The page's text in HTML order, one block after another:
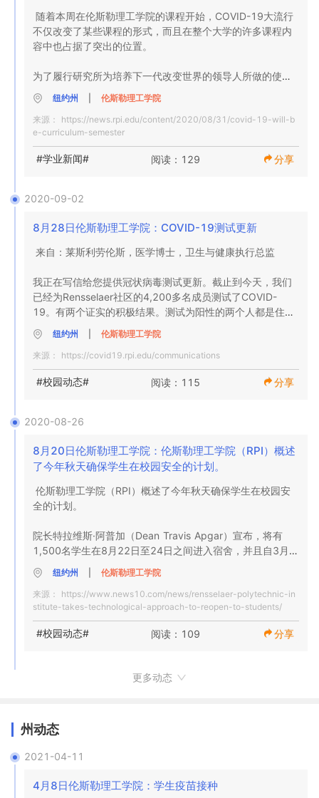
模式授课。对于新生和大二学生，将有面对面的，混合的或
远程的指导。教学方式将受到大流行的现状和校园社区内感
染的发生率的影响。
到达日期
前注册到达窗口，以减轻流程的负担。到达测试的注册和春
季的入场将在以后的交流中共享。
为了确保遵守《纽约州行政命令》，并确保我们社区的健康
疫，与秋季学期的检疫相类似。
住房
当学院在春季学期重新开放时，我们将接待越来越多的学
生。为了容纳需要住在下院的一年级和二年级学生，校园内
住房密度将有所增加。我们将维持目前的校外住房密度标
准，包括希腊下议院，该标准将继续关闭。
测验
T3SQ（I）”协议。
竞技
COVID-19感染的风险，在2020/2021学年期间将不进行包
括男子和女子冰球在内的冬季运动比赛。截至2020年11月9
持续警惕
随着全国各地COVID-19病例激增，我们看到了“ COVID疲
劳”和缺乏警惕的后果。当我们在秋季学期结束面对面教学
我们必须维持我们采用的规程，包括戴口罩，远离社会，而
最后，让我再次感谢您来自我们社区的杰出贡献。这些努力
随着本周在伦斯勒理工学院的课程开始，COVID-19大流行
不仅改变了某些课程的形式，而且在整个大学的许多课程内
容中也占据了突出的位置。
为了履行研究所为培养下一代改变世界的领导人所做的使
命，学生将学习各种学科如何应对现代最紧迫的全球卫生挑
战。
Rensselaer生物医学工程系主任Juergen Hahn说：“重要的
是，课程内容必须涵盖与学生相关的材料，不仅是所选专业
的材料，而且还包括一般材料。” “鉴于所有学生都受到针对
个示例，他们可以如何使用在本课程中学习到的材料来更好
的几位教授之一。例如，他在生物医学系统建模课程中开发
工学院的Inventor Studio课程将鼓励学生设计与大流行相关
的问题的解决方案，这种方法在春季学期产生了有意义的结
果。在大流行的最初几个月中，大学生设计了一个分配器，
还开发了一种再生组织生长的方法，以为咳嗽受损的COVID-
19患者建立优化的肺旁路系统。学生获得了两种设计的临时
专利。
“我们要求Inventor's Studio的学生思考COVID-19患者所面
献，并减轻患者所面临的问题，”实践教授Asish Ghosh说在
机械，航空航天和核工程领域。
COVID-19研究将用于Data Analytics Research的许多项
目，Data Analytics Research是该学院数据教育要求的一部
行，学生可以通过由Rensselaer的研究人员开发的
COVIDMinder应用程序探索COVID-19感染和死亡率的社会
决定因素。或者他们可能会使用有关COVID-19传播的数据
人文，艺术和社会科学学院（HASS）的学生将研究COVID-
19对社会的影响，并在某些班级中考虑其与社会正义问题的
在危机时期使用人工智能做出更合理的决策。
纽约州
伦斯勒理工学院
来源： https://news.rpi.edu/content/2020/08/31/covid-19-will-b
e-curriculum-semester
#学业新闻# 阅读：129 分享
2020-09-02
8月28日伦斯勒理工学院：COVID-19测试更新
来自：莱斯利劳伦斯，医学博士，卫生与健康执行总监
我正在写信给您提供冠状病毒测试更新。截止到今天，我们
已经为Rensselaer社区的4,200多名成员测试了COVID-
19。有两个证实的积极结果。测试为阳性的两个人都是住在
校外住房中的学生。学生处于隔离状态，室友处于隔离状
态。根据我们的协议，Rensselaer县卫生部门已收到通知。
Rensselaer社区一直保持合作和合规性。我们感谢大家继续
个伦斯勒社会，重要的是我们继续采取负责任的行动，无论
新和详细信息。当信息可用时，我们将使校园社区保持最新
状态。
纽约州
伦斯勒理工学院
来源： https://covid19.rpi.edu/communications
#校园动态# 阅读：115 分享
2020-08-26
8月20日伦斯勒理工学院：伦斯勒理工学院（RPI）概述
了今年秋天确保学生在校园安全的计划。
伦斯勒理工学院（RPI）概述了今年秋天确保学生在校园安
全的计划。
院长特拉维斯·阿普加（Dean Travis Apgar）宣布，将有
1,500名学生在8月22日至24日之间进入宿舍，并且自3月以
来就一直在制定计划，以确保即将到来的周末和秋季学期安
全进行。
周末入住将有很大的不同。学生只能带一个人来协助搬家，
并将首先在指定的时间向东校区报告进行冠状病毒测试。测
试完成后，学生将收到他们的钥匙以及一些个人防护装备和
测试是计划的关键组成部分。因接触次数多而被视为“高风
测试。教师和讲师将从有机玻璃后面讲课，被认为是低风险
他们通常将PPE作为工作的一部分。那些风险最低的类别将
纽约州
伦斯勒理工学院
来源： https://www.news10.com/news/rensselaer-polytechnic-in
stitute-takes-technological-approach-to-reopen-to-students/
#校园动态# 阅读：109 分享
更多动态
州动态
2021-04-11
4月8日伦斯勒理工学院：学生疫苗接种